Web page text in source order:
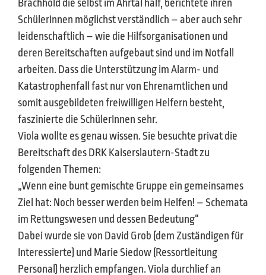
Brachhold die selbst im Ahrtal half, berichtete ihren
SchülerInnen möglichst verständlich – aber auch sehr
leidenschaftlich – wie die Hilfsorganisationen und
deren Bereitschaften aufgebaut sind und im Notfall
arbeiten. Dass die Unterstützung im Alarm- und
Katastrophenfall fast nur von Ehrenamtlichen und
somit ausgebildeten freiwilligen Helfern besteht,
faszinierte die SchülerInnen sehr.
Viola wollte es genau wissen. Sie besuchte privat die
Bereitschaft des DRK Kaiserslautern-Stadt zu
folgenden Themen:
„Wenn eine bunt gemischte Gruppe ein gemeinsames
Ziel hat: Noch besser werden beim Helfen! – Schemata
im Rettungswesen und dessen Bedeutung“
Dabei wurde sie von David Grob (dem Zuständigen für
Interessierte) und Marie Siedow (Ressortleitung
Personal) herzlich empfangen. Viola durchlief an